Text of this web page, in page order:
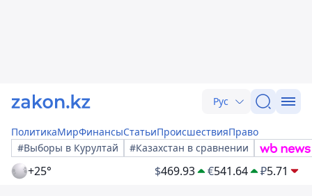
Рус
ПолитикаМирФинансыСтатьиПроисшествияПраво
#Выборы в Курултай
#Казахстан в сравнении
+25° $469.93 €541.64 ₽5.71